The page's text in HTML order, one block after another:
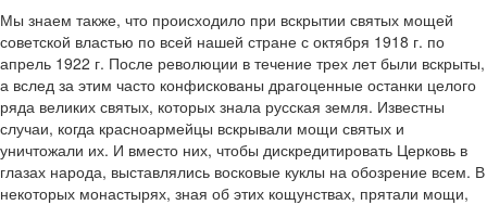
Мы знаем также, что происходило при вскрытии святых мощей
советской властью по всей нашей стране с октября 1918 г. по
апрель 1922 г. После революции в течение трех лет были вскрыты,
а вслед за этим часто конфискованы драгоценные останки целого
ряда великих святых, которых знала русская земля. Известны
случаи, когда красноармейцы вскрывали мощи святых и
уничтожали их. И вместо них, чтобы дискредитировать Церковь в
глазах народа, выставлялись восковые куклы на обозрение всем. В
некоторых монастырях, зная об этих кощунствах, прятали мощи,